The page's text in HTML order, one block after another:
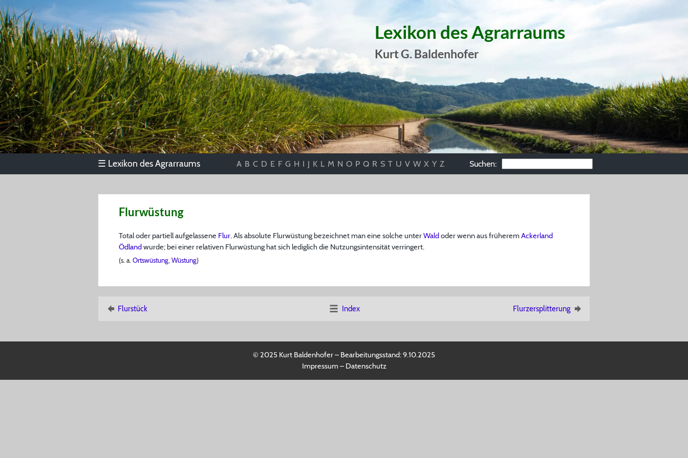
Lexikon des Agrarraums
Kurt G. Baldenhofer
☰ Lexikon des Agrarraums A B C D E F G H I J K L M N O P Q R S T U V W X Y Z Suchen:
Flurwüstung
Total oder partiell aufgelassene Flur. Als absolute Flurwüstung bezeichnet man eine solche unterWaldoder wenn aus früherem Ackerland
Ödlandwurde; bei einer relativen Flurwüstung hat sich lediglich die Nutzungsintensität verringert.
(s. a. Ortswüstung, Wüstung)
Flurstück Index Flurzersplitterung
© 2025 Kurt Baldenhofer – Bearbeitungsstand:9.10.2025
Impressum – Datenschutz